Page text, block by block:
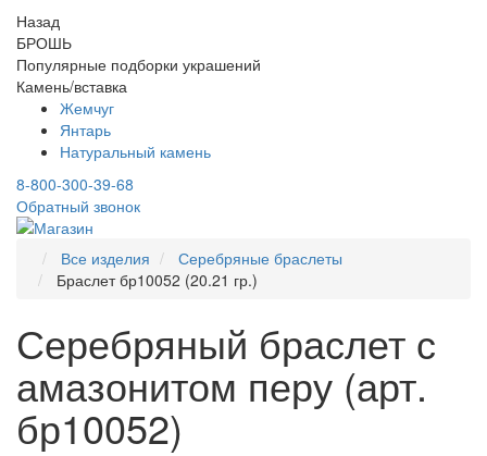
Назад
БРОШЬ
Популярные подборки украшений
Камень/вставка
Жемчуг
Янтарь
Натуральный камень
8-800-300-39-68
Обратный звонок
Все изделия
Серебряные браслеты
Браслет бр10052 (20.21 гр.)
Серебряный браслет с
амазонитом перу (арт.
бр10052)